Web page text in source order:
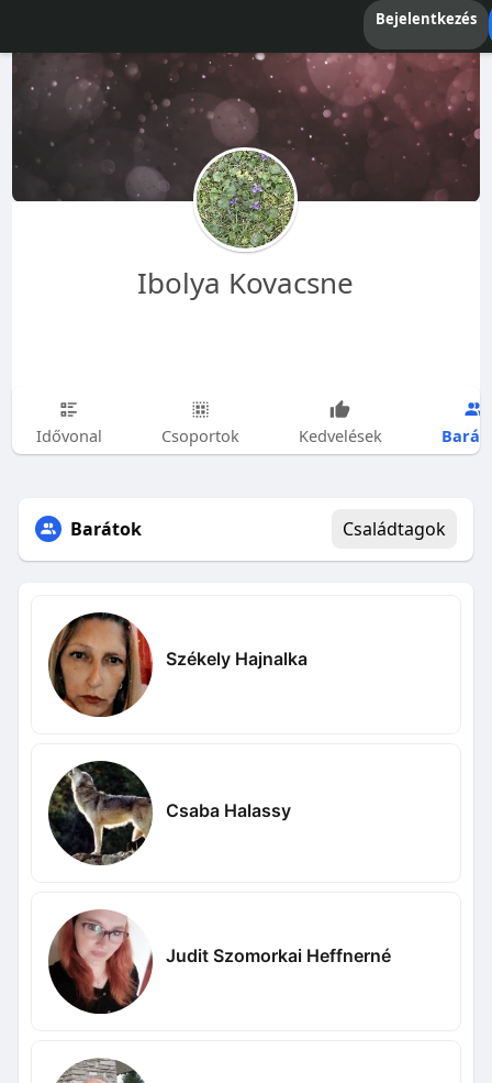
Bejelentkezés
Ibolya Kovacsne
Idővonal Csoportok Kedvelések
Barátok Családtagok
Székely Hajnalka
Csaba Halassy
Judit Szomorkai Heffnerné